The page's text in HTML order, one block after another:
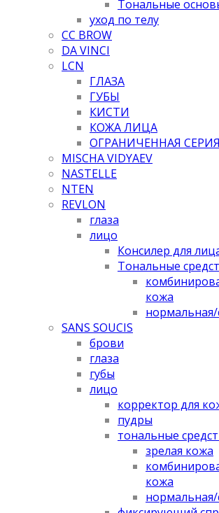
Тональные
уход по телу
CC BROW
DA VINCI
LCN
ГЛАЗА
ГУБЫ
КИСТИ
КОЖА ЛИЦА
ОГРАНИЧЕННАЯ СЕРИЯ
MISCHA VIDYAEV
NASTELLE
NTEN
REVLON
глаза
лицо
Консилер для
Тональные
кожа
нормальная/
SANS SOUCIS
брови
глаза
губы
лицо
корректор для
пудры
тональные
зрелая кожа
кожа
нормальная/